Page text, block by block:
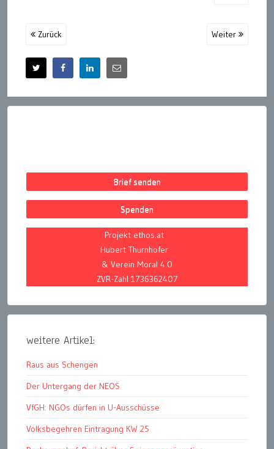
Zurück Weiter
Brief senden
Spenden
Projekt ethos.at
Hubert Thurnhofer
& Verein Moral 4.0
ZVR-Zahl 1736362407
weitere Artikel:
Raus aus Schengen
Der Untergang der NEOS
VfGH: NGOs dürfen in U-Ausschüsse
Volksbegehren Eintragung KW 25